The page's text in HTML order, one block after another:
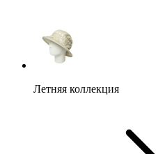
Летняя коллекция